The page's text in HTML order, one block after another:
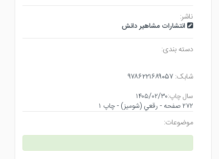
ناشر:
انتشارات مشاهیر دانش
دسته بندی:
شابک: ۹۷۸۶۲۲۱۶۸۹۰۵۷
سال چاپ:۱۴۰۵/۰۲/۳۰
۲۷۲ صفحه - رقعي (شوميز) - چاپ ۱
موضوعات: